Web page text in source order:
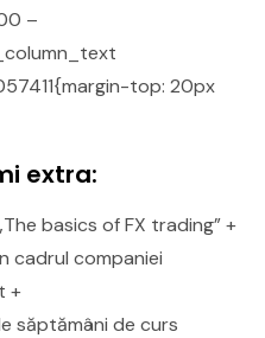
–
top: 20px
extra:
basics of FX trading” +
cadrul companiei
+
săptămâni de curs